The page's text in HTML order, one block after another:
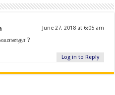
June 27, 2018 at 6:05 am
?
Log in to Reply